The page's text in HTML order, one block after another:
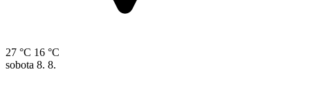
27 °C 16 °C
sobota 8. 8.